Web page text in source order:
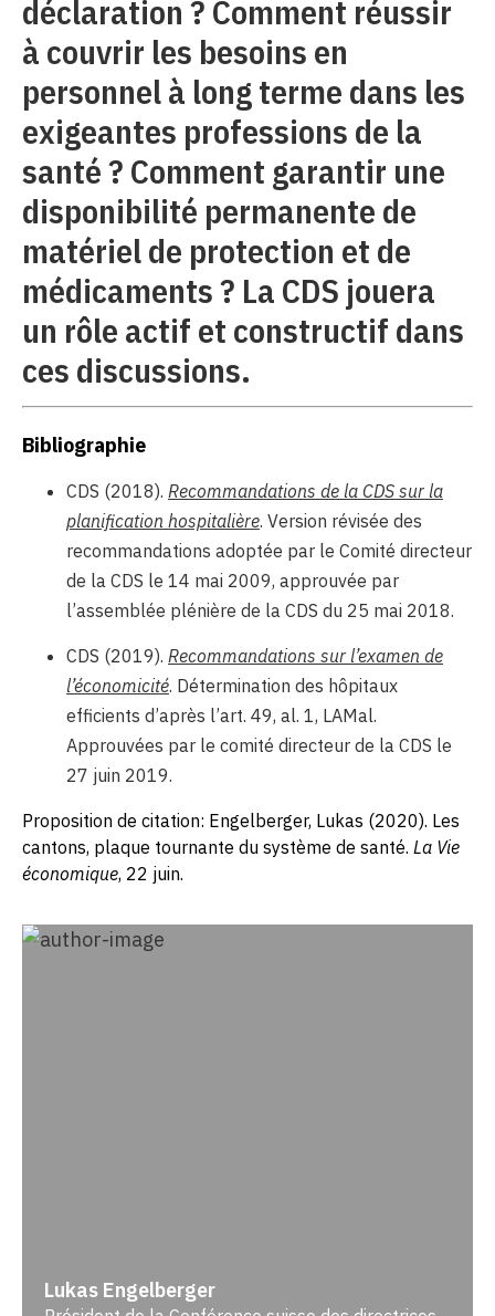
déclaration ? Comment réussir
à couvrir les besoins en
personnel à long terme dans les
exigeantes professions de la
santé ? Comment garantir une
disponibilité permanente de
matériel de protection et de
médicaments ? La CDS jouera
un rôle actif et constructif dans
ces discussions.
Bibliographie
CDS (2018). Recommandations de la CDS sur la
planification hospitalière. Version révisée des
recommandations adoptée par le Comité directeur
de la CDS le 14 mai 2009, approuvée par
l’assemblée plénière de la CDS du 25 mai 2018.
CDS (2019). Recommandations sur l’examen de
l’économicité. Détermination des hôpitaux
efficients d’après l’art. 49, al. 1, LAMal.
Approuvées par le comité directeur de la CDS le
27 juin 2019.
Proposition de citation: Engelberger, Lukas (2020). Les
cantons, plaque tournante du système de santé. La Vie
économique, 22 juin.
Lukas Engelberger